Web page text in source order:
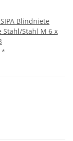
Blindniete
Stahl/Stahl M 6 x
*